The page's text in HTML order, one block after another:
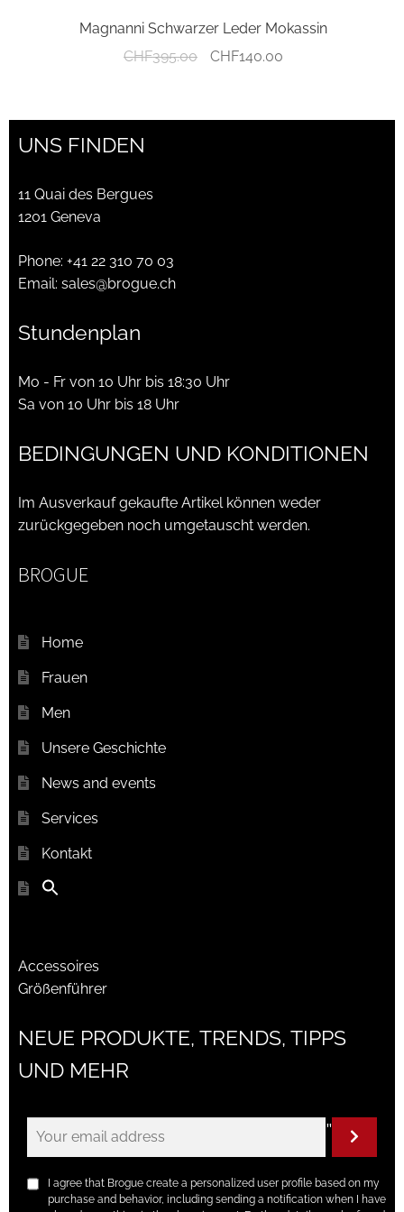
Magnanni Schwarzer Leder Mokassin
CHF395.00
Ursprünglicher
CHF395.00
CHF140.00Aktueller
CHF140.00.
UNS FINDEN
11 Quai des Bergues
1201 Geneva
Phone: +41 22 310 70 03
Email: sales@brogue.ch
Stundenplan
Mo - Fr von 10 Uhr bis 18:30 Uhr
Sa von 10 Uhr bis 18 Uhr
BEDINGUNGEN UND KONDITIONEN
Im Ausverkauf gekaufte Artikel können weder
zurückgegeben noch umgetauscht werden.
BROGUE
Home
Frauen
Men
Unsere Geschichte
News and events
Services
Kontakt
Accessoires
Größenführer
NEUE PRODUKTE, TRENDS, TIPPS
UND MEHR
"
I agree that Brogue create a personalized user profile based on my
purchase and behavior, including sending a notification when I have